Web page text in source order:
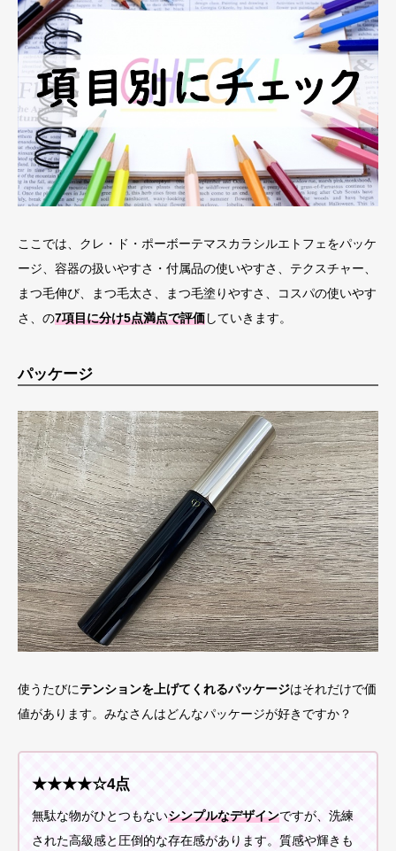
ここでは、クレ・ド・ポーボーテマスカラシルエトフェをパッケ
ージ、容器の扱いやすさ・付属品の使いやすさ、テクスチャー、
まつ毛伸び、まつ毛太さ、まつ毛塗りやすさ、コスパの使いやす
さ、の7項目に分け5点満点で評価していきます。
パッケージ
使うたびにテンションを上げてくれるパッケージはそれだけで価
値があります。みなさんはどんなパッケージが好きですか？
★★★★☆4点
無駄な物がひとつもないシンプルなデザインですが、洗練
された高級感と圧倒的な存在感があります。質感や輝きも